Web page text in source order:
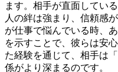
ます。相手が直面してい
人の絆は強まり、信頼感
が仕事で悩んでいる時、
を示すことで、彼らは安
た経験を通じて、相手は
係がより深まるのです。